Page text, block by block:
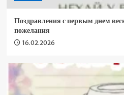
Поздравления с первым днем
пожелания
16.02.2026